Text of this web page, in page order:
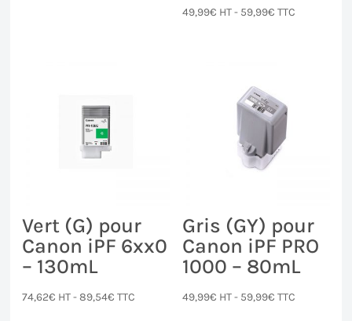
49,99€ HT - 59,99€ TTC
Vert (G) pour
Canon iPF 6xx0
– 130mL
74,62€ HT -89,54€ TTC
Gris (GY) pour
Canon iPF PRO
1000 – 80mL
49,99€ HT - 59,99€ TTC